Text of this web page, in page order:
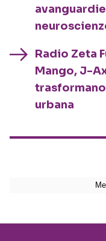
Radio Zeta
Mango, J-
urbana